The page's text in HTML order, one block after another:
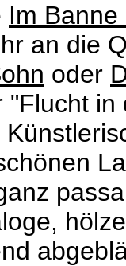
Im
an die
oder
"Flucht